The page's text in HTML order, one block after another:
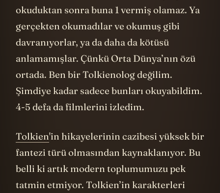
bundan nefret edenler binlerce sayfayı
okuduktan sonra buna 1 vermiş olamaz. Ya
gerçekten okumadılar ve okumuş gibi
davranıyorlar, ya da daha da kötüsü
anlamamışlar. Çünkü Orta Dünya’nın özü
ortada. Ben bir Tolkienolog değilim.
Şimdiye kadar sadece bunları okuyabildim.
Tolkien'in hikayelerinin cazibesi yüksek bir
fantezi türü olmasından kaynaklanıyor. Bu
belli ki artık modern toplumumuzu pek